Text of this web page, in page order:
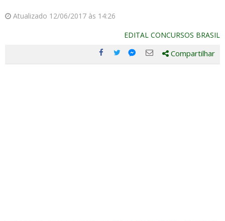
Atualizado 12/06/2017 às 14:26
EDITAL CONCURSOS BRASIL
Compartilhe
Compartilhe
Compartilhe
Compartilhe
Compartilhar